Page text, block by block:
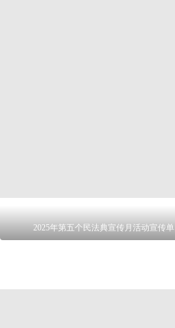
2025年第五个民法典宣传月活动宣传单